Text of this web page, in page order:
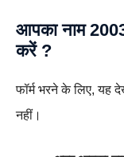
आपका नाम
करें ?
फॉर्म भरने के लिए, यह
नहीं।